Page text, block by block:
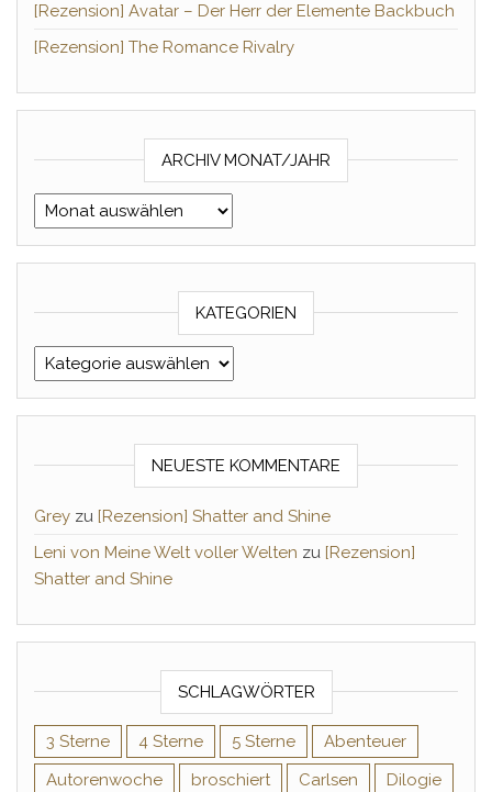
[Rezension] Avatar – Der Herr der Elemente Backbuch
[Rezension] The Romance Rivalry
ARCHIV MONAT/JAHR
Archiv Monat/Jahr
KATEGORIEN
Kategorien
NEUESTE KOMMENTARE
Grey zu [Rezension] Shatter and Shine
Leni von Meine Welt voller Welten zu [Rezension]
Shatter and Shine
SCHLAGWÖRTER
3 Sterne 4 Sterne 5 Sterne
Abenteuer
Autorenwoche
broschiert Carlsen
Dilogie